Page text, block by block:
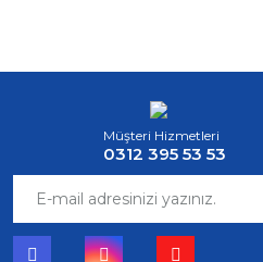
Müşteri Hizmetleri
0312 395 53 53